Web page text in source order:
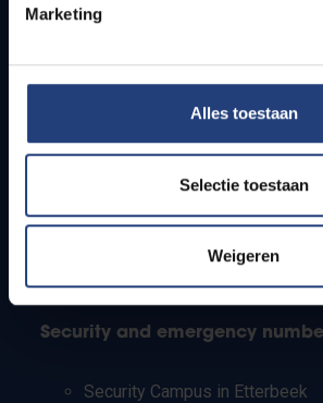
Marketing
Alles toestaan
Selectie toestaan
Weigeren
Students
PhD students
Teachers and secondary
Working students
Security and emergency
Security Campus in Etterbeek